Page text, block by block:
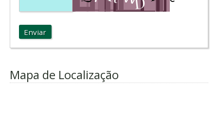
Enviar
Mapa de Localização